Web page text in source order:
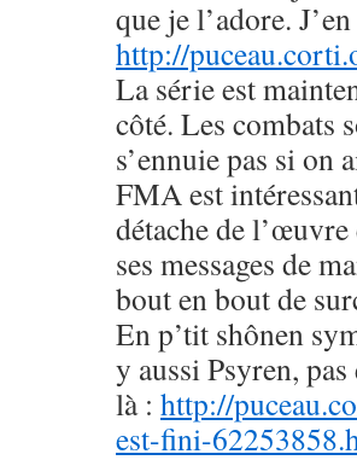
que je l’adore.
http://
La série est
côté. Les combats
s’ennuie pas si on
FMA est
détache de
ses messages de
bout en bout de
En p’tit shônen
y aussi Psyren,
là : http://
est-fini-